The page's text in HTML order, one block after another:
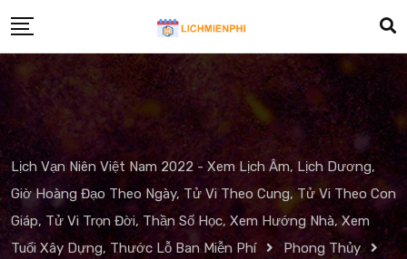
to
content
Lịch Vạn Niên Việt Nam 2022 - Xem Lịch Âm, Lịch Dương,
Giờ Hoàng Đạo Theo Ngày, Tử Vi Theo Cung, Tử Vi Theo Con
Giáp, Tử Vi Trọn Đời, Thần Số Học, Xem Hướng Nhà, Xem
Tuổi Xây Dựng, Thước Lỗ Ban Miễn Phí
Phong Thủy